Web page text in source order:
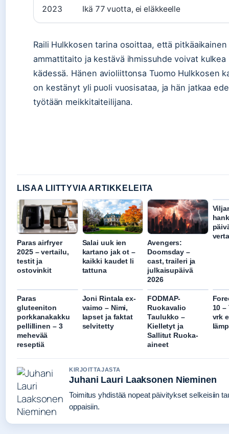
2023 Ikä 77 vuotta, ei eläkkeelle
Raili Hulkkosen tarina osoittaa, että pitkäaikainen
ammattitaito ja kestävä ihmissuhde voivat kulkea
kädessä. Hänen avioliittonsa Tuomo Hulkkosen
on kestänyt yli puoli vuosisataa, ja hän jatkaa
työtään meikkitaiteilijana.
LISAA LIITTYVIA ARTIKKELEITA
Paras airfryer
2025 – vertailu,
testit ja
ostovinkit
Salai uuk ien
kartano jak ot –
kaikki kaudet li
tattuna
Avengers:
Doomsday –
cast, traileri ja
julkaisupäivä
2026
Paras
gluteeniton
porkkanakakku
pellillinen – 3
mehevää
reseptiä
Joni Rintala ex-
vaimo – Nimi,
lapset ja faktat
selvitetty
FODMAP-
Ruokavalio
Taulukko –
Kielletyt ja
Sallitut Ruoka-
aineet
10 –
vrk
KIRJOITTAJASTA
Juhani Lauri Laaksonen Nieminen
Toimitus yhdistää nopeat päivitykset selkeisiin
oppaisiin.